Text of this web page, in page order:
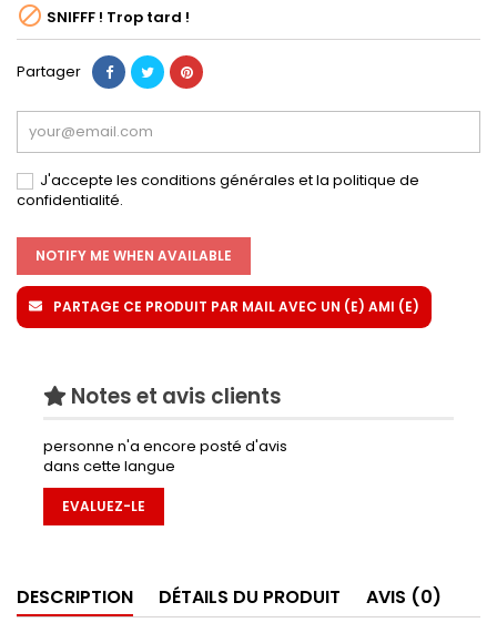
 SNIFFF ! Trop tard !
Partager
J'accepte les conditions générales et la politique de
confidentialité.
NOTIFY ME WHEN AVAILABLE
PARTAGE CE PRODUIT PAR MAIL AVEC UN (E) AMI (E)
Notes et avis clients
personne n'a encore posté d'avis
dans cette langue
EVALUEZ-LE
DESCRIPTION DÉTAILS DU PRODUIT AVIS (0)